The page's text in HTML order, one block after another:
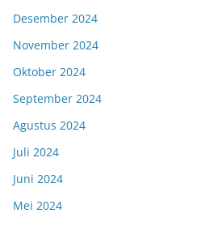
Desember 2024
November 2024
Oktober 2024
September 2024
Agustus 2024
Juli 2024
Juni 2024
Mei 2024